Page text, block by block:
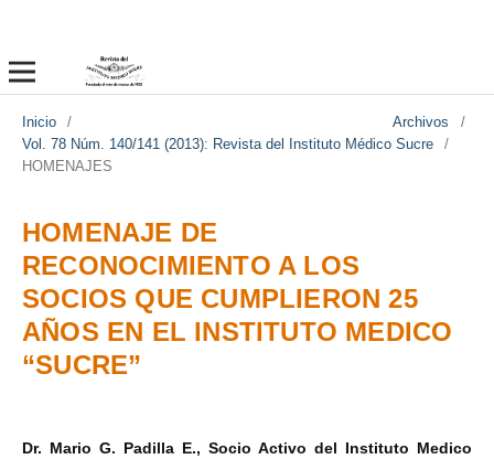
Inicio / Archivos
/
Vol. 78 Núm. 140/141 (2013): Revista del Instituto Médico Sucre
/
HOMENAJES
HOMENAJE DE
RECONOCIMIENTO A LOS
SOCIOS QUE CUMPLIERON 25
AÑOS EN EL INSTITUTO MEDICO
“SUCRE”
Dr. Mario G. Padilla E., Socio Activo del Instituto Medico